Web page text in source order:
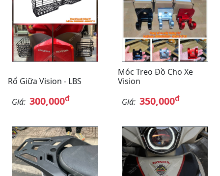
Rổ Giữa Vision - LBS
Giá: 300,000đ
Móc Treo Đồ Cho Xe
Vision
Giá: 350,000đ